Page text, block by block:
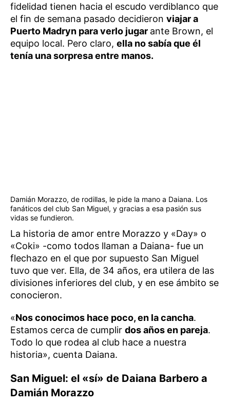
fidelidad tienen hacia el escudo verdiblanco que
el fin de semana pasado decidieron viajar a
Puerto Madryn para verlo jugar ante Brown, el
equipo local. Pero claro, ella no sabía que él
tenía una sorpresa entre manos.
Damián Morazzo, de rodillas, le pide la mano a Daiana. Los
fanáticos del club San Miguel, y gracias a esa pasión sus
vidas se fundieron.
La historia de amor entre Morazzo y «Day» o
«Coki» -como todos llaman a Daiana- fue un
flechazo en el que por supuesto San Miguel
tuvo que ver. Ella, de 34 años, era utilera de las
divisiones inferiores del club, y en ese ámbito se
conocieron.
«Nos conocimos hace poco, en la cancha.
Estamos cerca de cumplir dos años en pareja.
Todo lo que rodea al club hace a nuestra
historia», cuenta Daiana.
San Miguel: el «sí» de Daiana Barbero a
Damián Morazzo